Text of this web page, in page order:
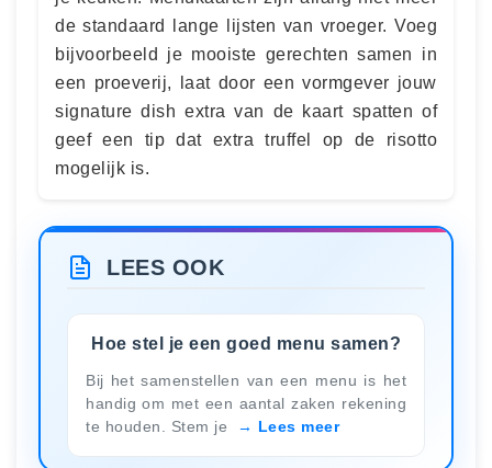
de standaard lange lijsten van vroeger. Voeg
bijvoorbeeld je mooiste gerechten samen in
een proeverij, laat door een vormgever jouw
signature dish extra van de kaart spatten of
geef een tip dat extra truffel op de risotto
mogelijk is.
LEES OOK
Hoe stel je een goed menu samen?
Bij het samenstellen van een menu is het
handig om met een aantal zaken rekening
te houden. Stem je
Lees meer